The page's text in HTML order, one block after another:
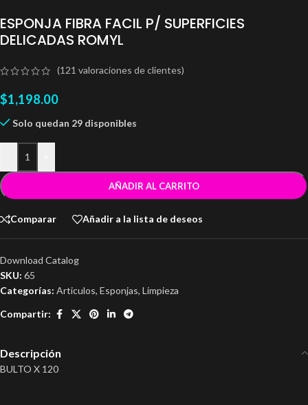
ESPONJA FIBRA FACIL P/ SUPERFICIES
DELICADAS ROMYL
(121 valoraciones de clientes)
$1,198.00
Solo quedan 29 disponibles
AÑADIR AL CARRITO
Comparar Añadir a la lista de deseos
Download Catalog
SKU: 65
Categorías: Articulos, Esponjas, Limpieza
Compartir:
Descripción
BULTO X 120